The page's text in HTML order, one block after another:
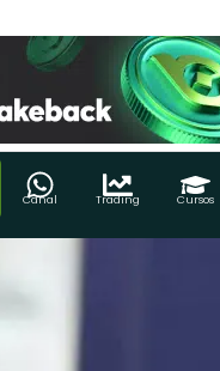
Canal Trading Cursos